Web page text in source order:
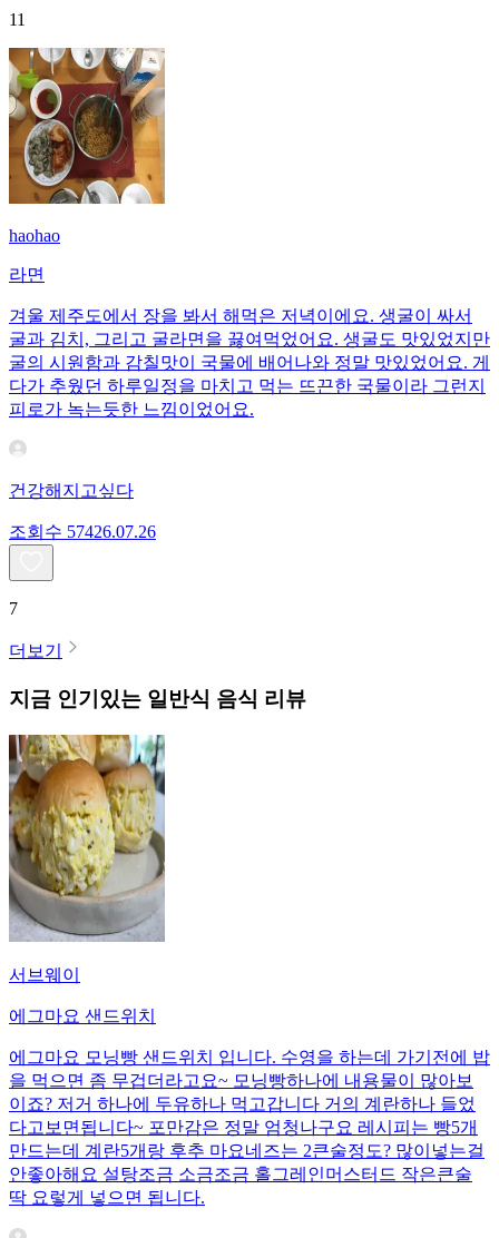
11
haohao
라면
겨울 제주도에서 장을 봐서 해먹은 저녁이에요. 생굴이 싸서
굴과 김치, 그리고 굴라면을 끓여먹었어요. 생굴도 맛있었지만
굴의 시원함과 감칠맛이 국물에 배어나와 정말 맛있었어요. 게
다가 추웠던 하루일정을 마치고 먹는 뜨끈한 국물이라 그런지
피로가 녹는듯한 느낌이었어요.
건강해지고싶다
조회수 57426.07.26
7
더보기
지금 인기있는 일반식 음식 리뷰
서브웨이
에그마요 샌드위치
에그마요 모닝빵 샌드위치 입니다. 수영을 하는데 가기전에 밥
을 먹으면 좀 무겁더라고요~ 모닝빵하나에 내용물이 많아보
이죠? 저거 하나에 두유하나 먹고갑니다 거의 계란하나 들었
다고보면됩니다~ 포만감은 정말 엄청나구요 레시피는 빵5개
만드는데 계란5개랑 후추 마요네즈는 2큰술정도? 많이넣는걸
안좋아해요 설탕조금 소금조금 홀그레인머스터드 작은큰술
딱 요렇게 넣으면 됩니다.